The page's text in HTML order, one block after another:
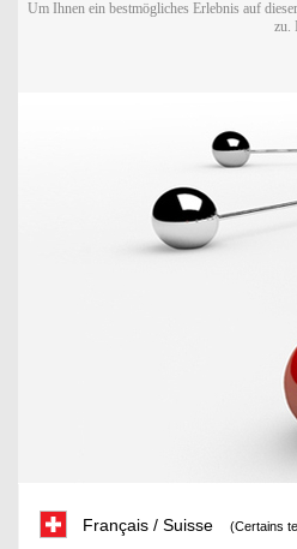
Um Ihnen ein bestmögliches Erlebnis auf
zu.
Français / Suisse (Certains